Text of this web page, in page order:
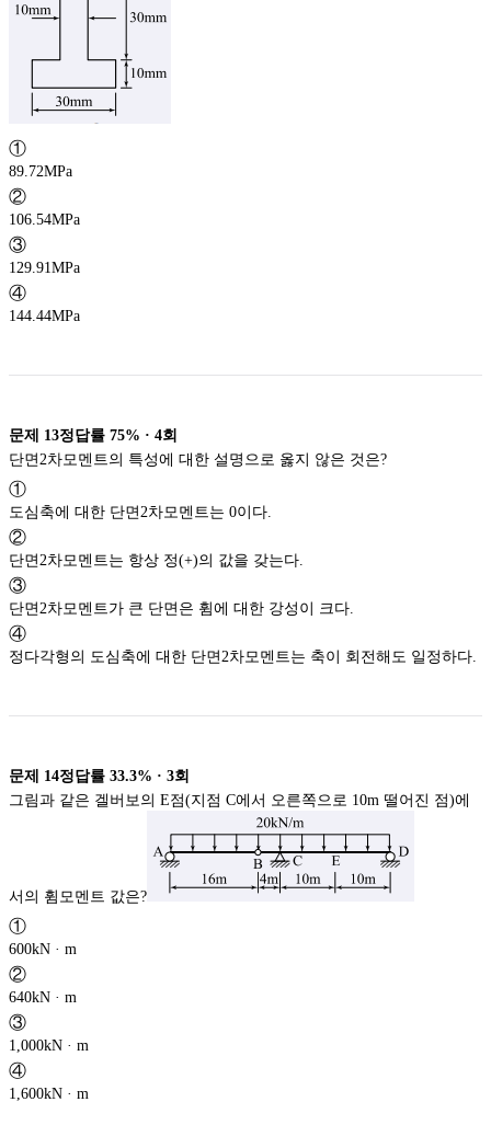
①
89.72MPa
②
106.54MPa
③
129.91MPa
④
144.44MPa
문제 13정답률 75% · 4회
단면2차모멘트의 특성에 대한 설명으로 옳지 않은 것은?
①
도심축에 대한 단면2차모멘트는 0이다.
②
단면2차모멘트는 항상 정(+)의 값을 갖는다.
③
단면2차모멘트가 큰 단면은 휨에 대한 강성이 크다.
④
정다각형의 도심축에 대한 단면2차모멘트는 축이 회전해도 일정하다.
문제 14정답률 33.3% · 3회
그림과 같은 겔버보의 E점(지점 C에서 오른쪽으로 10m 떨어진 점)에
서의 휨모멘트 값은?
①
600kN · m
②
640kN · m
③
1,000kN · m
④
1,600kN · m